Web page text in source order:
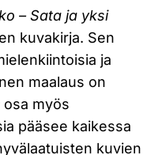
– Sata ja yksi
kuvakirja. Sen
ja
maalaus on
myös
pääsee kaikessa
kuvien